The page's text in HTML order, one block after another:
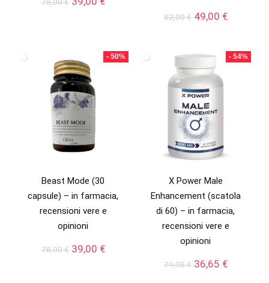
78,00 €.39,00 €.
82,00€ Il
era:
82,00 €.
49,00 €Il
è:
49,00 €.
- 50%
Beast Mode (30
capsule) – in farmacia,
recensioni vere e
opinioni
78,00€ Il
39,00 €Il
- 54%
X Power Male
Enhancement (scatola
di 60) – in farmacia,
recensioni vere e
opinioni
79,95€ Il
36,65 €Il